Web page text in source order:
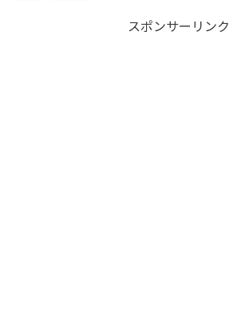
スポンサーリンク